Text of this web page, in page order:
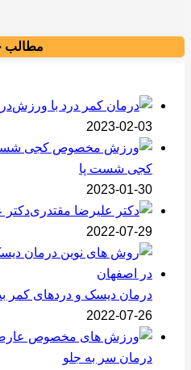
مطالب
2023-02-03
کجی شست پا
2023-01-30
دکتر
2022-07-29
درمان دیسک و دردهای کمر
2022-07-26
درمان سر به جلو